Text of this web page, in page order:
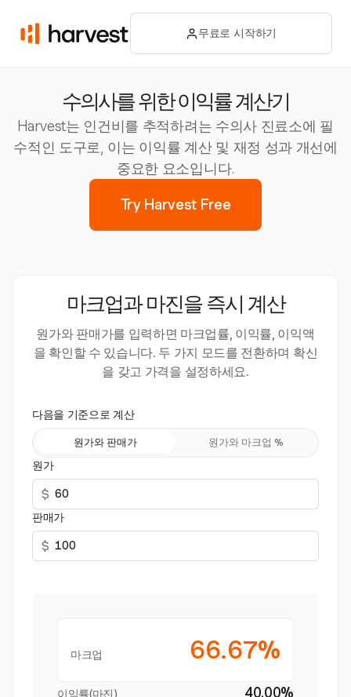
무료로 시작하기
수의사를 위한 이익률 계산기
Harvest는 인건비를 추적하려는 수의사 진료소에 필
수적인 도구로, 이는 이익률 계산 및 재정 성과 개선에
중요한 요소입니다.
Try Harvest Free
마크업과 마진을 즉시 계산
원가와 판매가를 입력하면 마크업률, 이익률, 이익액
을 확인할 수 있습니다. 두 가지 모드를 전환하며 확신
을 갖고 가격을 설정하세요.
다음을 기준으로 계산
원가와 판매가 원가와 마크업 %
원가
$
판매가
$
마크업 66.67%
이익률(마진) 40.00%